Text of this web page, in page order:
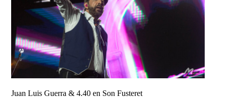
Juan Luis Guerra & 4.40 en Son Fusteret